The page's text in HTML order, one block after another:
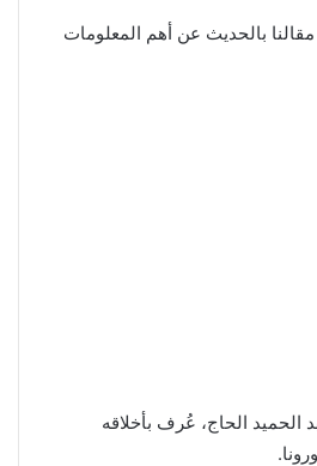
بالحديث عن أهم المعلومات
الحميد الحاج، عُرف بأخلاقه